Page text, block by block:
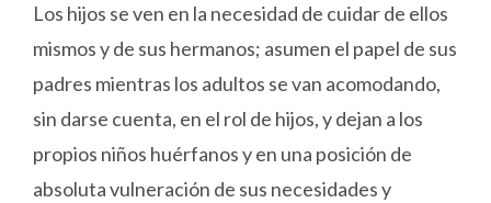
Los hijos se ven en la necesidad de cuidar de ellos
mismos y de sus hermanos; asumen el papel de sus
padres mientras los adultos se van acomodando,
sin darse cuenta, en el rol de hijos, y dejan a los
propios niños huérfanos y en una posición de
absoluta vulneración de sus necesidades y